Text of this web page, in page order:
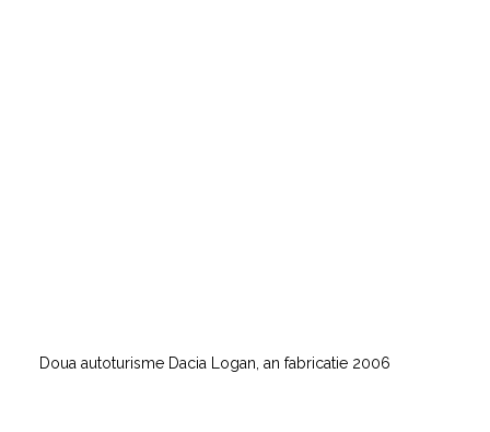
Doua autoturisme Dacia Logan, an fabricatie 2006